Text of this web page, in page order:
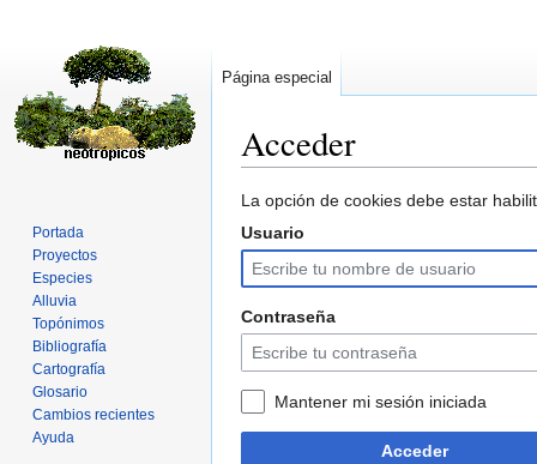
Acceder
Ir
a
la
navegación
Ir
a
la
búsqueda
La opción de cookies debe estar
Usuario
Contraseña
Mantener mi sesión iniciada
Acceder
Página especial
Portada
Proyectos
Especies
Alluvia
Topónimos
Bibliografía
Cartografía
Glosario
Cambios recientes
Ayuda